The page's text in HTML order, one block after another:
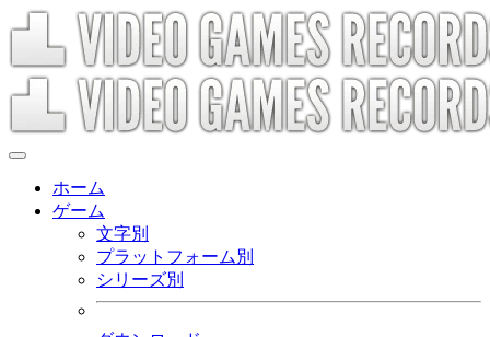
ホーム
ゲーム
文字別
プラットフォーム別
シリーズ別